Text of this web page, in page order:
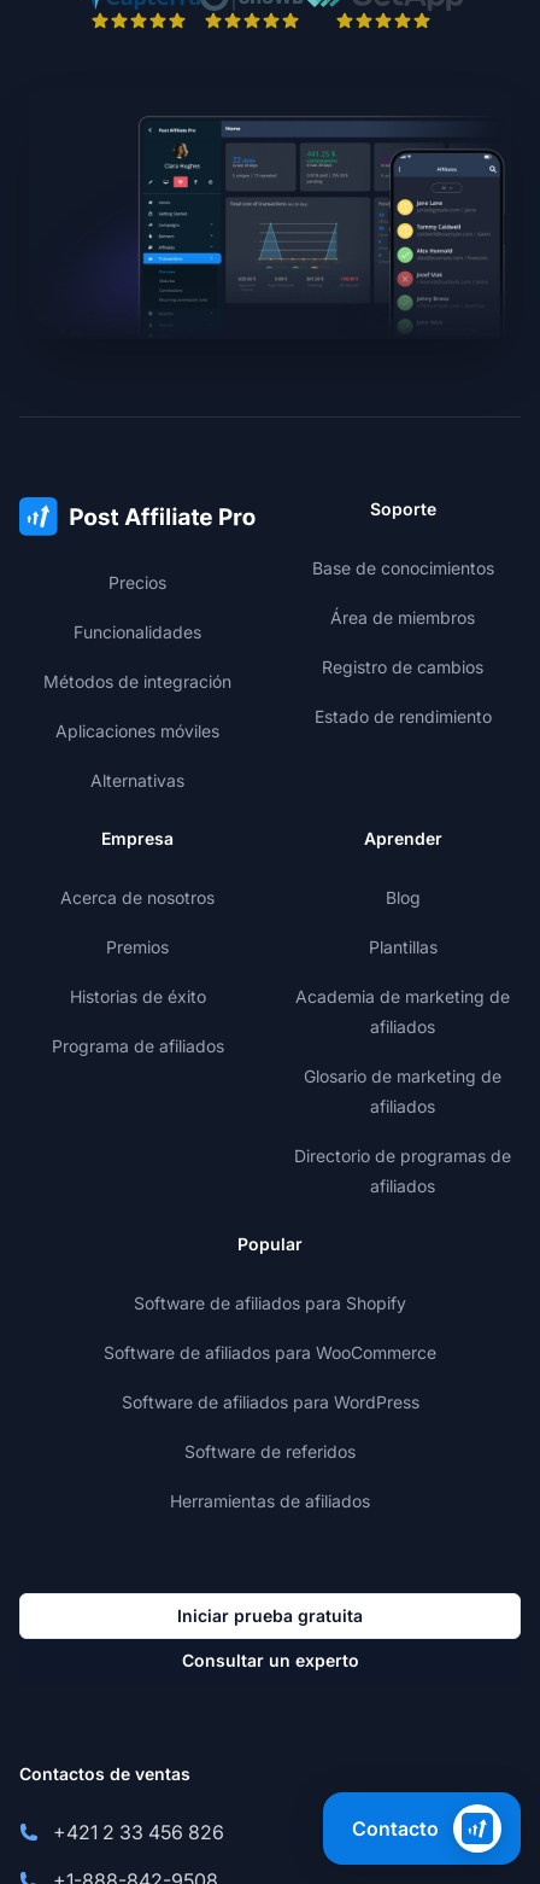
Precios
Funcionalidades
Métodos de integración
Aplicaciones móviles
Alternativas
Soporte
Base de conocimientos
Área de miembros
Registro de cambios
Estado de rendimiento
Empresa
Acerca de nosotros
Premios
Historias de éxito
Programa de afiliados
Aprender
Blog
Plantillas
Academia de marketing de
afiliados
Glosario de marketing de
afiliados
Directorio de programas de
afiliados
Popular
Software de afiliados para Shopify
Software de afiliados para WooCommerce
Software de afiliados para WordPress
Software de referidos
Herramientas de afiliados
Iniciar prueba gratuita
Consultar un experto
Contactos de ventas
+421 2 33 456 826
Contacto